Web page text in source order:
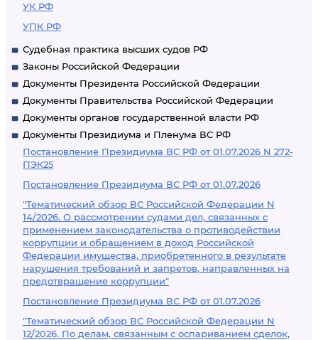
УК РФ
УПК РФ
Судебная практика высших судов РФ
Законы Российской Федерации
Документы Президента Российской Федерации
Документы Правительства Российской Федерации
Документы органов государственной власти РФ
Документы Президиума и Пленума ВС РФ
Постановление Президиума ВС РФ от 01.07.2026 N 272-
ПЭК25
Постановление Президиума ВС РФ от 01.07.2026
"Тематический обзор ВС Российской Федерации N
14/2026. О рассмотрении судами дел, связанных с
применением законодательства о противодействии
коррупции и обращением в доход Российской
Федерации имущества, приобретенного в результате
нарушения требований и запретов, направленных на
предотвращение коррупции"
Постановление Президиума ВС РФ от 01.07.2026
"Тематический обзор ВС Российской Федерации N
12/2026. По делам, связанным с оспариванием сделок,